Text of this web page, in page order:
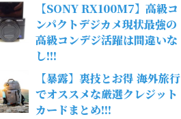
【SONY RX100M7】高級コ
ンパクトデジカメ現状最強の
高級コンデジ活躍は間違いな
し!!!
【暴露】裏技とお得 海外旅行
でオススメな厳選クレジット
カードまとめ!!!